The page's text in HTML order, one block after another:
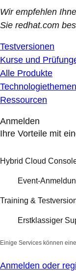
Wir empfehlen
Sie redhat.com
Testversionen
Kurse und
Alle Produkte
Technologiethemen
Ressourcen
Anmelden
Ihre Vorteile mit
Hybrid Cloud
Event-
Training &
Erstklassiger
Einige Services können
Anmelden oder